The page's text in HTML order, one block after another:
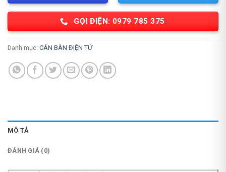
GỌI ĐIỆN: 0979 785 375
Danh mục: CÂN BÀN ĐIỆN TỬ
MÔ TẢ
ĐÁNH GIÁ (0)